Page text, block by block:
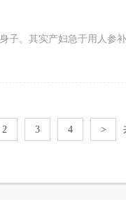
子。其实产妇急于用人参
2 3 4 >